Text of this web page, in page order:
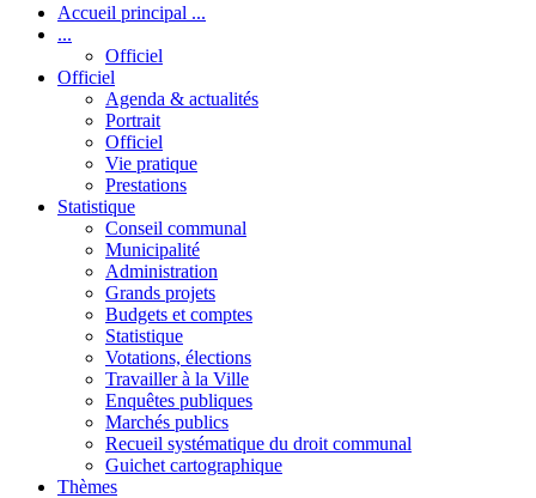
Accueil principal ...
...
Officiel
Officiel
Agenda & actualités
Portrait
Officiel
Vie pratique
Prestations
Statistique
Conseil communal
Municipalité
Administration
Grands projets
Budgets et comptes
Statistique
Votations, élections
Travailler à la Ville
Enquêtes publiques
Marchés publics
Recueil systématique du droit communal
Guichet cartographique
Thèmes